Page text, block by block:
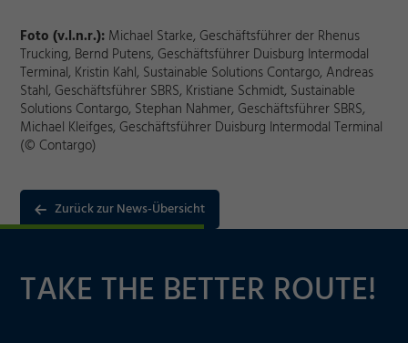
Foto (v.l.n.r.): Michael Starke, Geschäftsführer der Rhenus
Trucking, Bernd Putens, Geschäftsführer Duisburg Intermodal
Terminal, Kristin Kahl, Sustainable Solutions Contargo, Andreas
Stahl, Geschäftsführer SBRS, Kristiane Schmidt, Sustainable
Solutions Contargo, Stephan Nahmer, Geschäftsführer SBRS,
Michael Kleifges, Geschäftsführer Duisburg Intermodal Terminal
(© Contargo)
Zurück zur News-Übersicht
TAKE THE BETTER ROUTE!
Notwendig
Cookie Informationen anzeigen
Marketing und Statistik
Cookie Informationen anzeigen
Speichern